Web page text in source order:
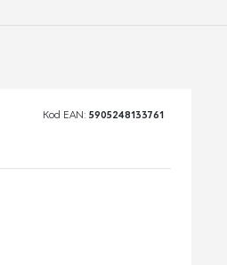
Kod EAN: 5905248133761